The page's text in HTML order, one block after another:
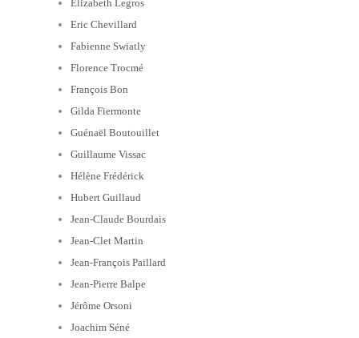
Elizabeth Legros
Eric Chevillard
Fabienne Swiatly
Florence Trocmé
François Bon
Gilda Fiermonte
Guénaël Boutouillet
Guillaume Vissac
Hélène Frédérick
Hubert Guillaud
Jean-Claude Bourdais
Jean-Clet Martin
Jean-François Paillard
Jean-Pierre Balpe
Jérôme Orsoni
Joachim Séné